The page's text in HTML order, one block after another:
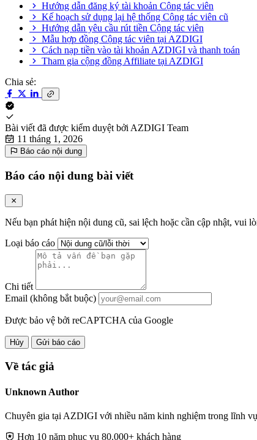
Hướng dẫn đăng ký tài khoản Cộng tác viên
Kế hoạch sử dụng lại hệ thống Cộng tác viên cũ
Hướng dẫn yêu cầu rút tiền Cộng tác viên
Mẫu hợp đồng Cộng tác viên tại AZDIGI
Cách nạp tiền vào tài khoản AZDIGI và thanh toán
Tham gia cộng đồng Affiliate tại AZDIGI
Chia sẻ:
Bài viết đã được kiểm duyệt bởi AZDIGI Team
11 tháng 1, 2026
Báo cáo nội dung
Báo cáo nội dung bài viết
Nếu bạn phát hiện nội dung cũ, sai lệch hoặc cần cập nhật, vui
Loại báo cáo
Chi tiết
Email (không bắt buộc)
Được bảo vệ bởi reCAPTCHA của Google
Hủy Gửi báo cáo
Về tác giả
Unknown Author
Chuyên gia tại AZDIGI với nhiều năm kinh nghiệm trong lĩnh
Hơn 10 năm phục vụ 80.000+ khách hàng